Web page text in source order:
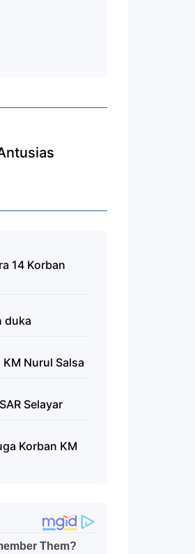
14 Korban
duka
Nurul Salsa
Selayar
Korban KM